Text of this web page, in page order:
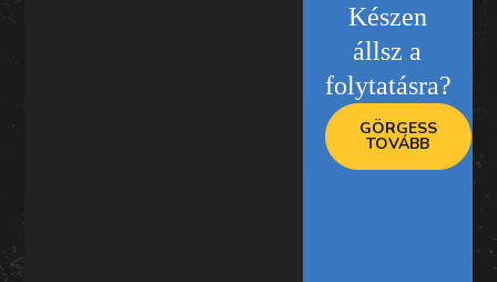
Készen
állsz a
folytatásra?
GÖRGESS
TOVÁBB